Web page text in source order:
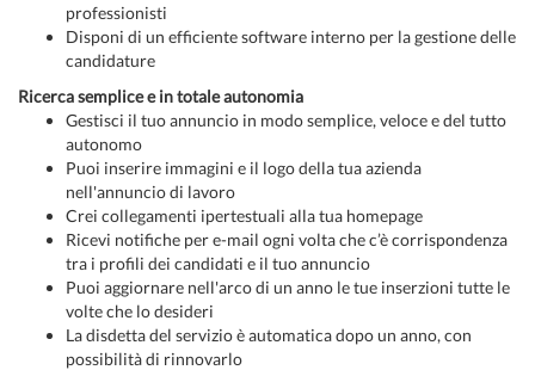
professionisti
Disponi di un efficiente software interno per la gestione delle
candidature
Ricerca semplice e in totale autonomia
Gestisci il tuo annuncio in modo semplice, veloce e del tutto
autonomo
Puoi inserire immagini e il logo della tua azienda
nell'annuncio di lavoro
Crei collegamenti ipertestuali alla tua homepage
Ricevi notifiche per e-mail ogni volta che c’è corrispondenza
tra i profili dei candidati e il tuo annuncio
Puoi aggiornare nell'arco di un anno le tue inserzioni tutte le
volte che lo desideri
La disdetta del servizio è automatica dopo un anno, con
possibilità di rinnovarlo